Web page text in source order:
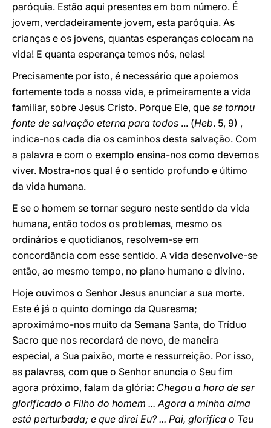
paróquia. Estão aqui presentes em bom número. É
jovem, verdadeiramente jovem, esta paróquia. As
crianças e os jovens, quantas esperanças colocam na
vida! E quanta esperança temos nós, nelas!
Precisamente por isto, é necessário que apoiemos
fortemente toda a nossa vida, e primeiramente a vida
familiar, sobre Jesus Cristo. Porque Ele, que se tornou
fonte de salvação eterna para todos ... (Heb. 5, 9) ,
indica-nos cada dia os caminhos desta salvação. Com
a palavra e com o exemplo ensina-nos como devemos
viver. Mostra-nos qual é o sentido profundo e último
da vida humana.
E se o homem se tornar seguro neste sentido da vida
humana, então todos os problemas, mesmo os
ordinários e quotidianos, resolvem-se em
concordância com esse sentido. A vida desenvolve-se
então, ao mesmo tempo, no plano humano e divino.
Hoje ouvimos o Senhor Jesus anunciar a sua morte.
Este é já o quinto domingo da Quaresma;
aproximámo-nos muito da Semana Santa, do Tríduo
Sacro que nos recordará de novo, de maneira
especial, a Sua paixão, morte e ressurreição. Por isso,
as palavras, com que o Senhor anuncia o Seu fim
agora próximo, falam da glória: Chegou a hora de ser
glorificado o Filho do homem ... Agora a minha alma
está perturbada; e que direi Eu? ... Pai, glorifica o Teu